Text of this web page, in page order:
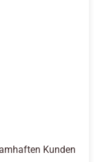
Kunden